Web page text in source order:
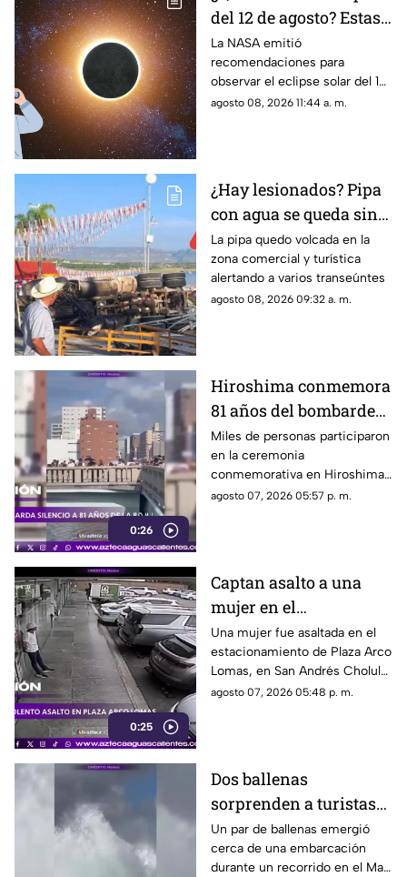
del 12 de agosto? Estas
son las
recomendaciones
dadas por la NASA
La NASA emitió
recomendaciones para
observar el eclipse solar del 12
de agosto de 2026 sin poner
agosto 08, 2026 11:44 a. m.
¿Hay lesionados? Pipa
con agua se queda sin
frenos y termina en
volcadura en San José
de Gracia
La pipa quedo volcada en la
zona comercial y turística
alertando a varios transeúntes
agosto 08, 2026 09:32 a. m.
0:26
Hiroshima conmemora
81 años del bombardeo
atómico con un minuto
de silencio
Miles de personas participaron
en la ceremonia
conmemorativa en Hiroshima,
donde se recordó a las
agosto 07, 2026 05:57 p. m.
0:25
Captan asalto a una
mujer en el
estacionamiento de
Plaza Arco Lomas
Una mujer fue asaltada en el
estacionamiento de Plaza Arco
Lomas, en San Andrés Cholula.
El ataque quedó registrado por
agosto 07, 2026 05:48 p. m.
Dos ballenas
sorprenden a turistas
durante avistamiento
en el Mar de Cortés
Un par de ballenas emergió
cerca de una embarcación
durante un recorrido en el Mar